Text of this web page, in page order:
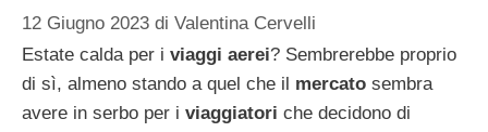
12 Giugno 2023 di Valentina Cervelli
Estate calda per i viaggi aerei? Sembrerebbe proprio
di sì, almeno stando a quel che il mercato sembra
avere in serbo per i viaggiatori che decidono di